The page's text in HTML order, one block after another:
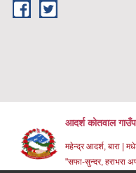
Skip to main content
आदर्श कोतवाल
महेन्द्र आदर्श, बारा |
"सफा-सुन्दर, हराभरा